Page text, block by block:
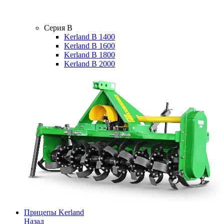
Серия B
Kerland B 1400
Kerland B 1600
Kerland B 1800
Kerland B 2000
Прицепы Kerland
Назад